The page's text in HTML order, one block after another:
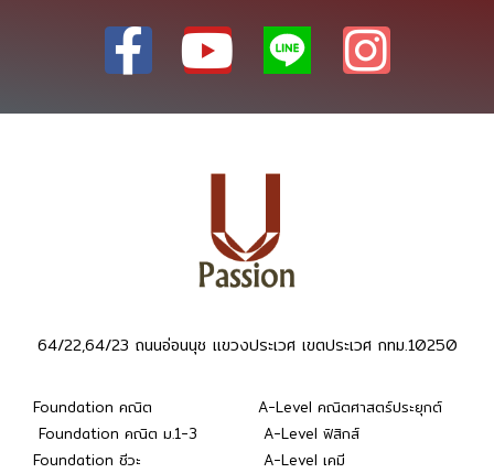
64/22,64/23 ถนนอ่อนนุช แขวงประเวศ เขตประเวศ กทม.10250
Foundation คณิต
Foundation คณิต ม.1-3
Foundation ชีวะ
A-Level คณิตศาสตร์ประยุกต์
A-Level ฟิสิกส์
A-Level เคมี